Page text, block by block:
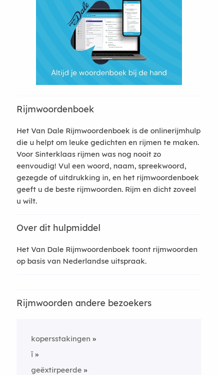
Rijmwoordenboek
Het Van Dale Rijmwoordenboek is de onlinerijmhulp
die u helpt om leuke gedichten en rijmen te maken.
Voor Sinterklaas rijmen was nog nooit zo
eenvoudig! Vul een woord, naam, spreekwoord,
gezegde of uitdrukking in, en het rijmwoordenboek
geeft u de beste rijmwoorden. Rijm en dicht zoveel
u wilt.
Over dit hulpmiddel
Het Van Dale Rijmwoordenboek toont rijmwoorden
op basis van Nederlandse uitspraak.
Rijmwoorden andere bezoekers
kopersstakingen
ī
geëxtirpeerde